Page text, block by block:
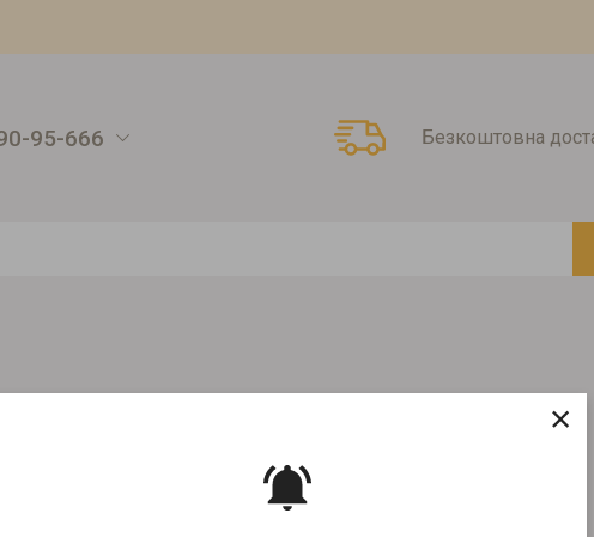
×
95-666 Безкоштовна
ЛИМОН 1000Г